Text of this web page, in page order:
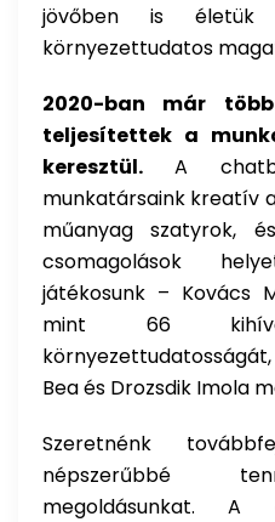
jövőben is
környezettudatos
2020-ban már
teljesítettek a
keresztül. A
munkatársaink kreatív
műanyag szatyrok,
csomagolások
játékosunk – Kovács
mint 66
Bea és Drozsdik Imola
Szeretnénk
népszerűbbé
megoldásunkat. A